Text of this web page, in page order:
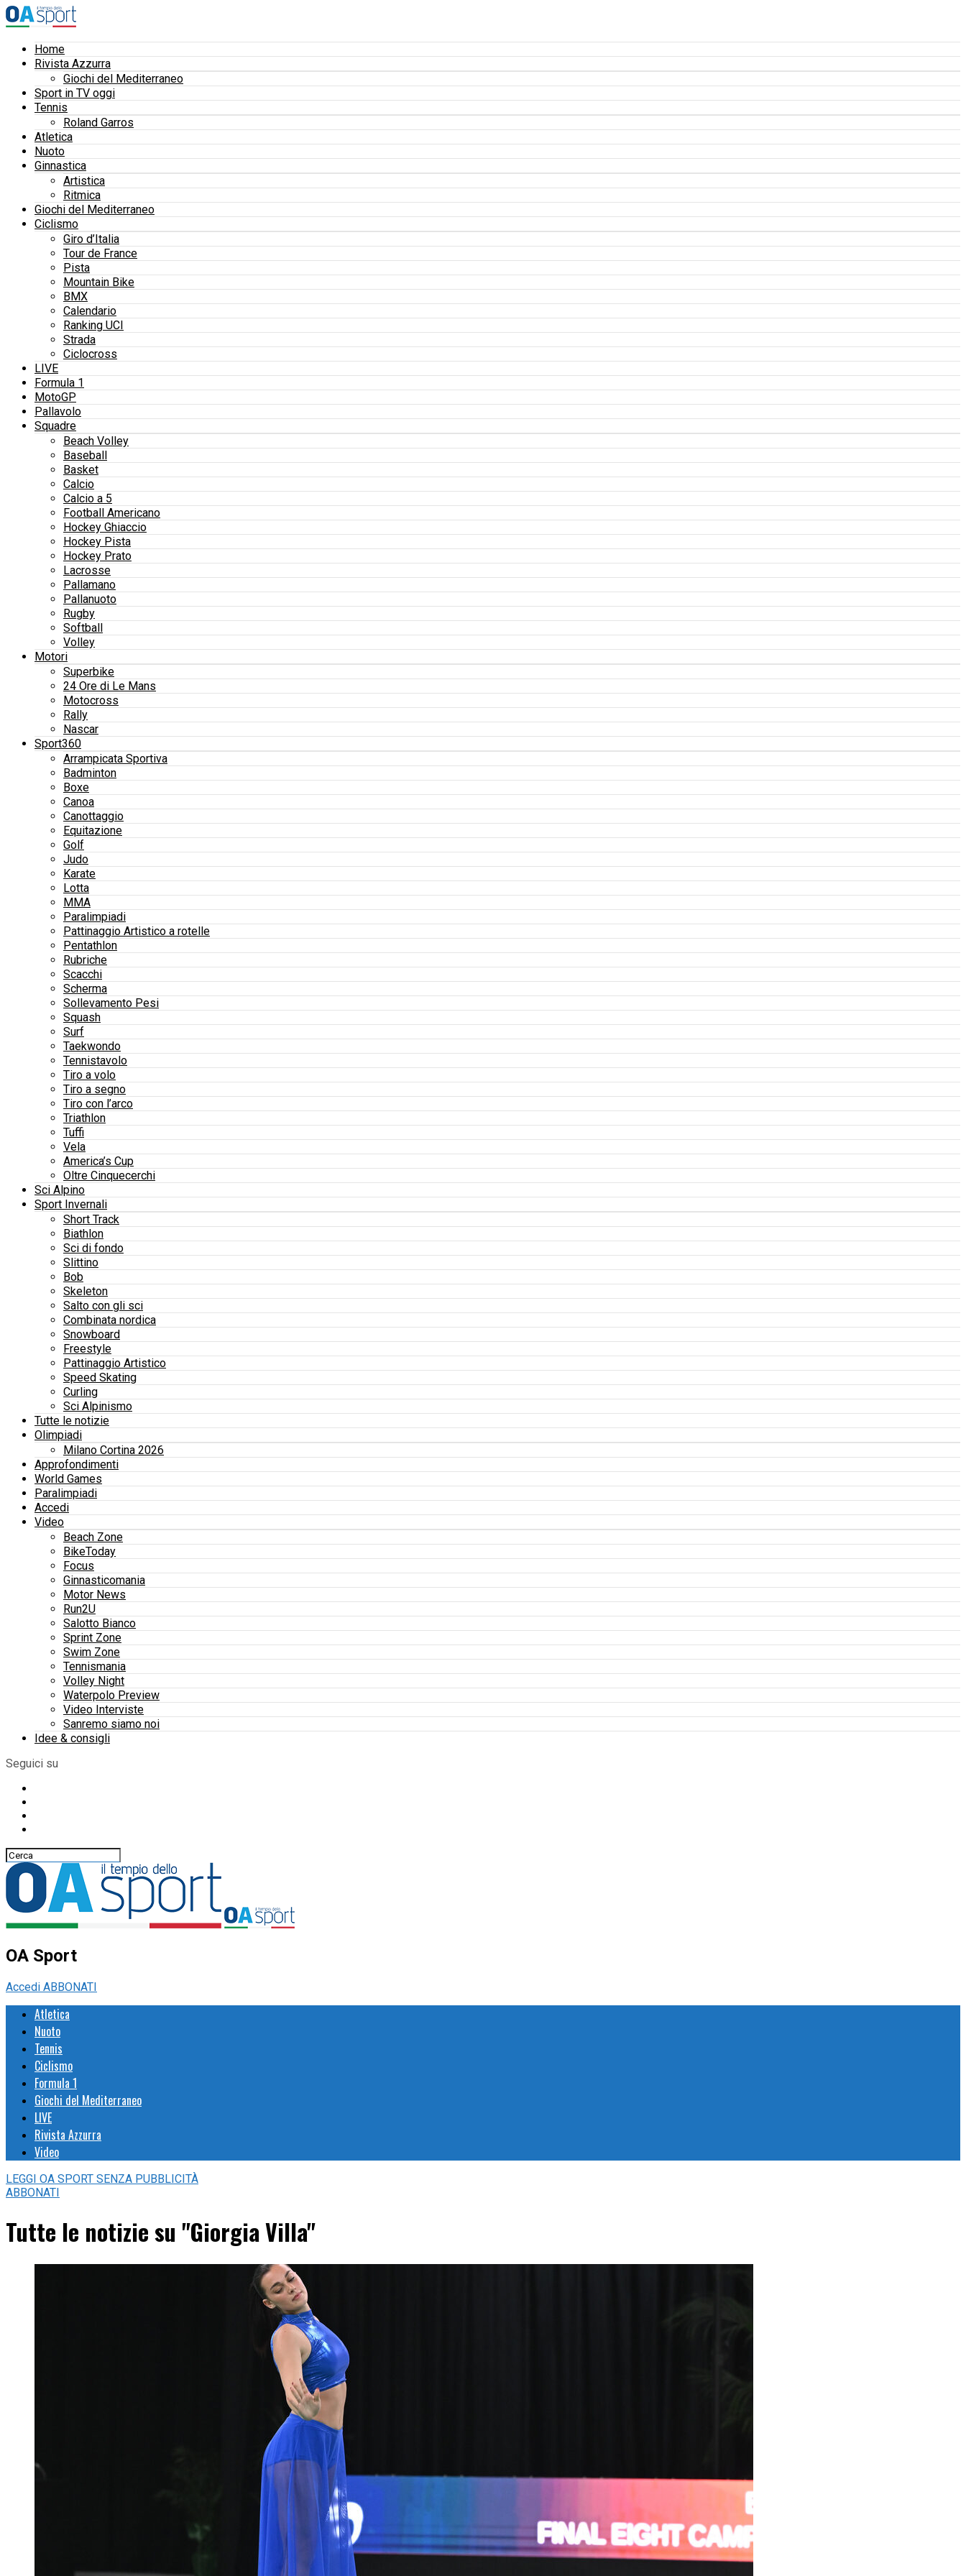
Home
Rivista Azzurra
Giochi del Mediterraneo
Sport in TV oggi
Tennis
Roland Garros
Atletica
Nuoto
Ginnastica
Artistica
Ritmica
Giochi del Mediterraneo
Ciclismo
Giro d’Italia
Tour de France
Pista
Mountain Bike
BMX
Calendario
Ranking UCI
Strada
Ciclocross
LIVE
Formula 1
MotoGP
Pallavolo
Squadre
Beach Volley
Baseball
Basket
Calcio
Calcio a 5
Football Americano
Hockey Ghiaccio
Hockey Pista
Hockey Prato
Lacrosse
Pallamano
Pallanuoto
Rugby
Softball
Volley
Motori
Superbike
24 Ore di Le Mans
Motocross
Rally
Nascar
Sport360
Arrampicata Sportiva
Badminton
Boxe
Canoa
Canottaggio
Equitazione
Golf
Judo
Karate
Lotta
MMA
Paralimpiadi
Pattinaggio Artistico a rotelle
Pentathlon
Rubriche
Scacchi
Scherma
Sollevamento Pesi
Squash
Surf
Taekwondo
Tennistavolo
Tiro a volo
Tiro a segno
Tiro con l’arco
Triathlon
Tuffi
Vela
America’s Cup
Oltre Cinquecerchi
Sci Alpino
Sport Invernali
Short Track
Biathlon
Sci di fondo
Slittino
Bob
Skeleton
Salto con gli sci
Combinata nordica
Snowboard
Freestyle
Pattinaggio Artistico
Speed Skating
Curling
Sci Alpinismo
Tutte le notizie
Olimpiadi
Milano Cortina 2026
Approfondimenti
World Games
Paralimpiadi
Accedi
Video
Beach Zone
BikeToday
Focus
Ginnasticomania
Motor News
Run2U
Salotto Bianco
Sprint Zone
Swim Zone
Tennismania
Volley Night
Waterpolo Preview
Video Interviste
Sanremo siamo noi
Idee & consigli
Seguici su
OA Sport
Accedi ABBONATI
Atletica
Nuoto
Tennis
Ciclismo
Formula 1
Giochi del Mediterraneo
LIVE
Rivista Azzurra
Video
LEGGI OA SPORT SENZA PUBBLICITÀ
ABBONATI
Tutte le notizie su "Giorgia Villa"